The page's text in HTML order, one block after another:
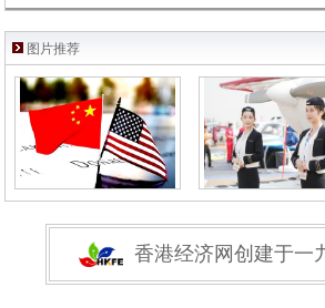
图片推荐
香港经济网创建于一